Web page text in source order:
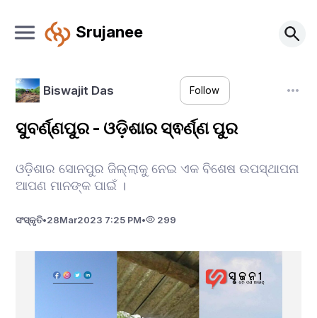
Srujanee
Biswajit Das Follow
ସୁବର୍ଣ୍ଣପୁର - ଓଡ଼ିଶାର ସ୍ଵର୍ଣ୍ଣ ପୁର
ଓଡ଼ିଶାର ସୋନପୁର ଜିଲ୍ଲାକୁ ନେଇ ଏକ ବିଶେଷ ଉପସ୍ଥାପନା
ଆପଣ ମାନଙ୍କ ପାଇଁ ।
ସଂସ୍କୃତି•28Mar2023 7:25 PM• 299